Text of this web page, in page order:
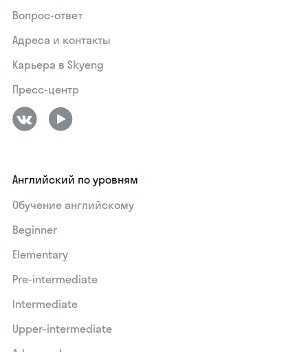
Вопрос-ответ
Адреса и контакты
Карьера в Skyeng
Пресс-центр
Английский по уровням
Обучение английскому
Beginner
Elementary
Pre-intermediate
Intermediate
Upper-intermediate